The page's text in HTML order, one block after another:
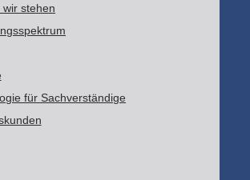
wir stehen
für Sachverständige